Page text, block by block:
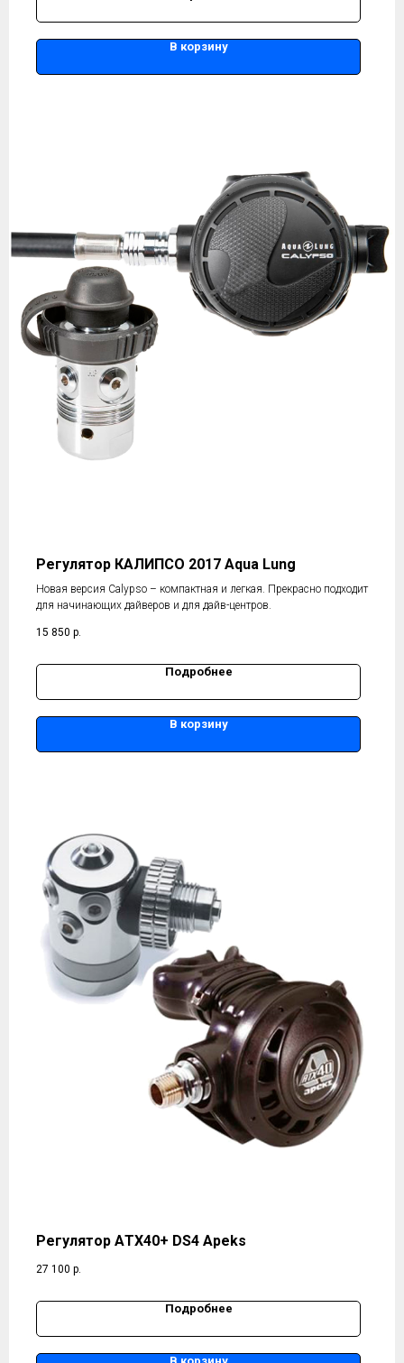
В корзину
Регулятор КАЛИПСО 2017 Aqua Lung
Новая версия Calypso – компактная и легкая. Прекрасно подходит
для начинающих дайверов и для дайв-центров.
15 850 р.
Подробнее
В корзину
Регулятор АTX40+ DS4 Apeks
27 100 р.
Подробнее